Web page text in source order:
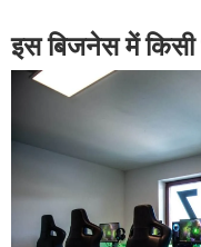
इस बिजनेस में किसी